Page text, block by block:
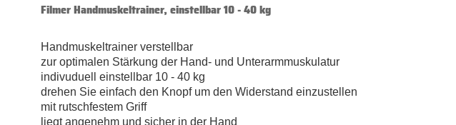
Filmer Handmuskeltrainer, einstellbar 10 - 40 kg
Handmuskeltrainer verstellbar
zur optimalen Stärkung der Hand- und Unterarmmuskulatur
indivuduell einstellbar 10 - 40 kg
drehen Sie einfach den Knopf um den Widerstand einzustellen
mit rutschfestem Griff
liegt angenehm und sicher in der Hand